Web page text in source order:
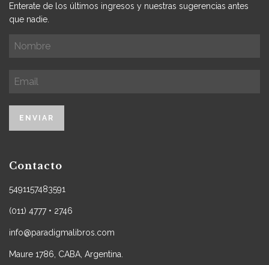
Enterate de los últimos ingresos y nuestras sugerencias antes
que nadie.
Contacto
5491157483591
(011) 4777 • 2746
info@paradigmalibros.com
Maure 1786, CABA, Argentina.